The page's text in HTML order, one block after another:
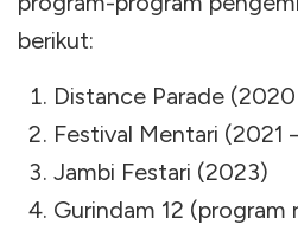
berikut:
Distance Parade
Festival Mentari (2021
Jambi Festari (2023)
Gurindam 12